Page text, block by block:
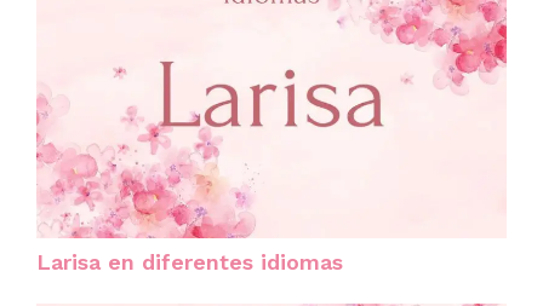
Larisa en diferentes idiomas